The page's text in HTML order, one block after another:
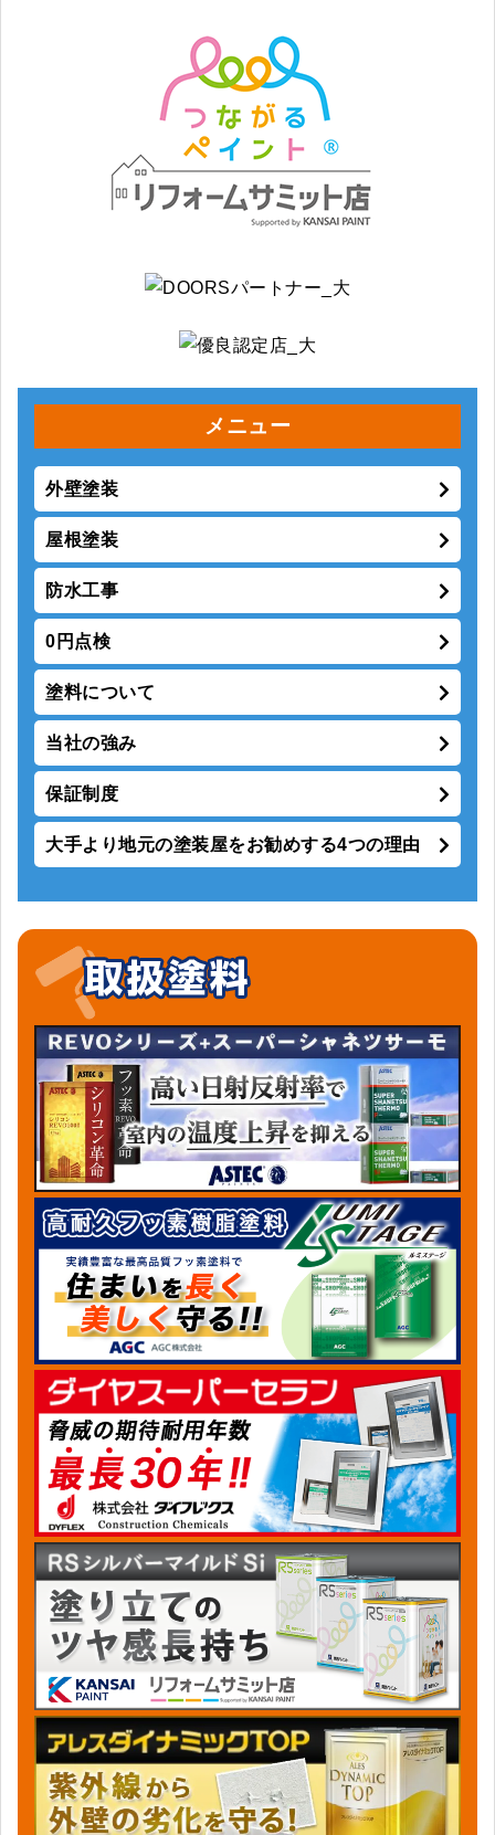
メニュー
外壁塗装
屋根塗装
防水工事
0円点検
塗料について
当社の強み
保証制度
大手より地元の塗装屋をお勧めする4つの理由